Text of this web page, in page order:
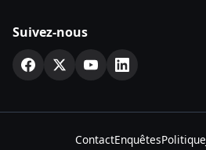
Suivez-nous
ContactEnquêtesPolitique